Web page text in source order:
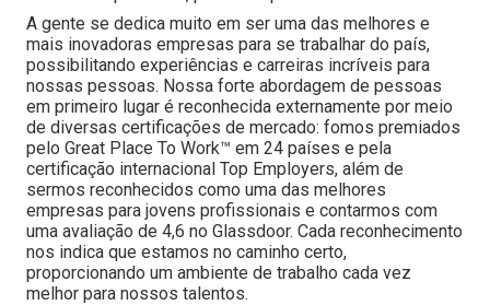
A gente se dedica muito em ser uma das melhores e
mais inovadoras empresas para se trabalhar do país,
possibilitando experiências e carreiras incríveis para
nossas pessoas. Nossa forte abordagem de pessoas
em primeiro lugar é reconhecida externamente por meio
de diversas certificações de mercado: fomos premiados
pelo Great Place To Work™ em 24 países e pela
certificação internacional Top Employers, além de
sermos reconhecidos como uma das melhores
empresas para jovens profissionais e contarmos com
uma avaliação de 4,6 no Glassdoor. Cada reconhecimento
nos indica que estamos no caminho certo,
proporcionando um ambiente de trabalho cada vez
melhor para nossos talentos.